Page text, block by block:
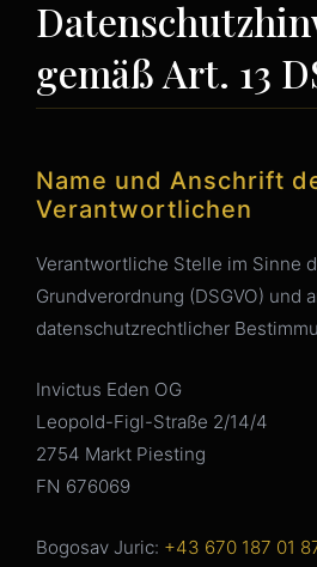
gemäß Art. 13
Name und Anschrift
Verantwortlichen
Verantwortliche Stelle im Sinne
Grundverordnung (DSGVO) und
datenschutzrechtlicher
Invictus Eden OG
Leopold-Figl-Straße 2/14/4
2754 Markt Piesting
FN 676069
Bogosav Juric: +43 670 187 01